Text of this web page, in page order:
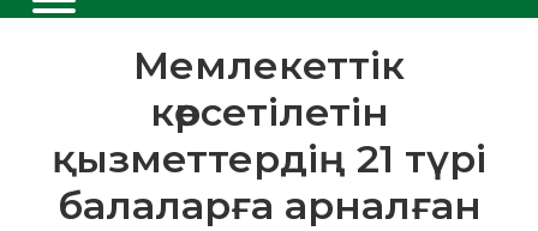
Мемлекеттік
көрсетілетін
қызметтердің 21 түрі
балаларға арналған